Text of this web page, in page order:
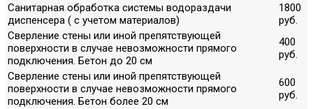
Санитарная обработка системы водораздачи
диспенсера ( с учетом материалов)
1800
руб.
Сверление стены или иной препятствующей
поверхности в случае невозможности прямого
подключения. Бетон до 20 см
400
руб.
Сверление стены или иной препятствующей
поверхности в случае невозможности прямого
подключения. Бетон более 20 см
600
руб.